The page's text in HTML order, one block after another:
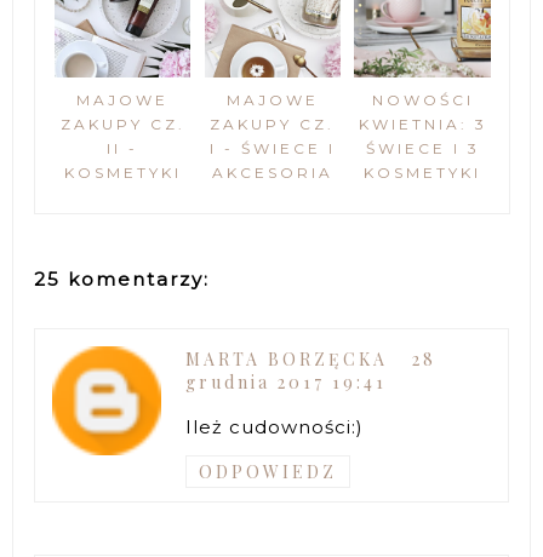
MAJOWE
ZAKUPY CZ.
II -
KOSMETYKI
MAJOWE
ZAKUPY CZ.
I - ŚWIECE I
AKCESORIA
NOWOŚCI
KWIETNIA: 3
ŚWIECE I 3
KOSMETYKI
25 komentarzy:
MARTA BORZĘCKA
28
grudnia 2017 19:41
Ileż cudowności:)
ODPOWIEDZ